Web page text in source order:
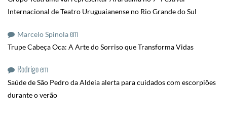
Internacional de Teatro Uruguaianense no Rio Grande do Sul
Marcelo Spinolaem
Trupe Cabeça Oca: A Arte do Sorriso que Transforma Vidas
Rodrigoem
Saúde de São Pedro da Aldeia alerta para cuidados com escorpiões
durante o verão